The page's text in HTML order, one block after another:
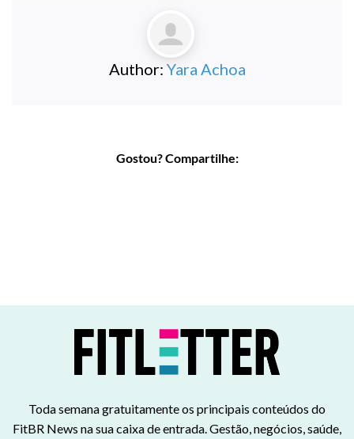
Author: Yara Achoa
Gostou? Compartilhe:
Toda semana gratuitamente os principais conteúdos do
FitBR News na sua caixa de entrada. Gestão, negócios, saúde,